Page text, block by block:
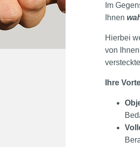
Im
Ihnen
Hierbei
von
Ihre